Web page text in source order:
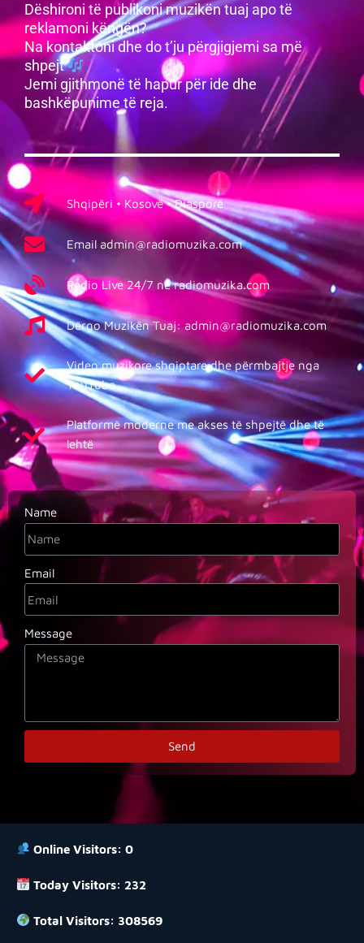
Dëshironi të publikoni muzikën tuaj apo të
reklamoni këngën?
Na kontaktoni dhe do t’ju përgjigjemi sa më
shpejt
Jemi gjithmonë të hapur për ide dhe
bashkëpunime të reja.
Shqipëri • Kosovë • Diasporë
Email admin@radiomuzika.com
Radio Live 24/7 në radiomuzika.com
Dërgo Muzikën Tuaj: admin@radiomuzika.com
Video muzikore shqiptare dhe përmbajtje nga
YouTube
Platformë moderne me akses të shpejtë dhe të
lehtë
Name
Email
Message
Send
Online Visitors:0
Today Visitors: 232
Total Visitors: 308569